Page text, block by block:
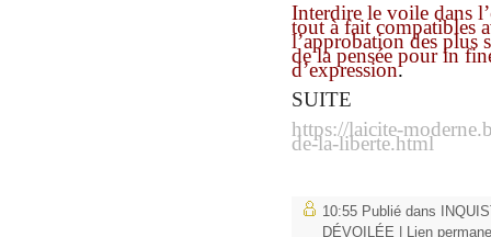
Interdire le voile dans
tout à fait compatibles
l’approbation des plus
de la pensée pour in
d’expression.
SUITE
https://laicite-
de-la-liberte.html
10:55 Publié dans
DÉVOILÉE
Lien